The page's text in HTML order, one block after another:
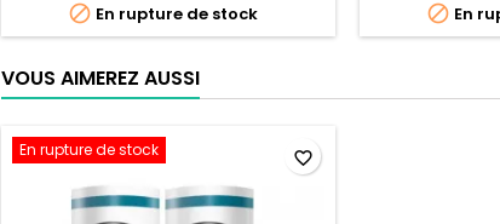
 En rupture de stock  En
VOUS AIMEREZ AUSSI
En rupture de stock favorite_border